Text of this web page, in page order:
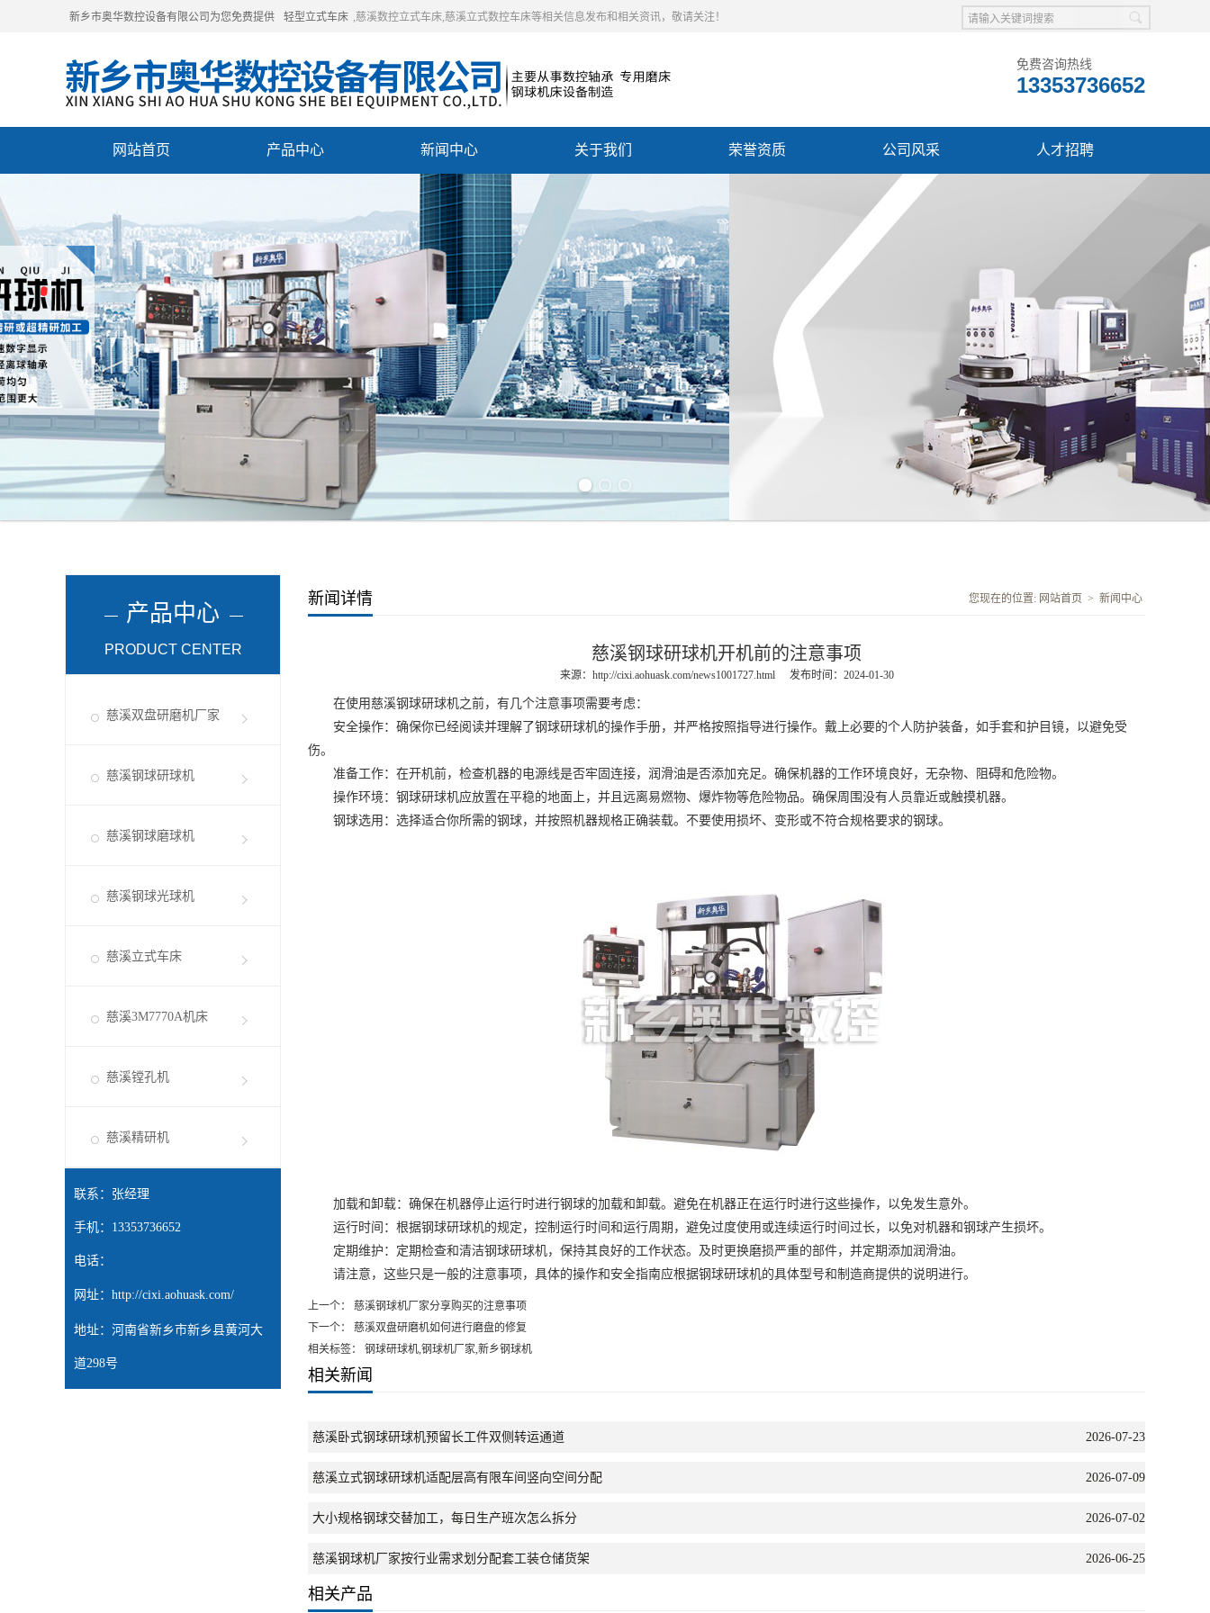
新乡市奥华数控设备有限公司为您免费提供 轻型立式车床 ,慈溪数控立式车床,慈溪立式数控车床等相关信息发布和相关资讯，敬请关注！
免费咨询热线
13353736652
网站首页 产品中心 新闻中心 关于我们 荣誉资质 公司风采 人才招聘
产品中心
PRODUCT CENTER
慈溪双盘研磨机厂家
慈溪钢球研球机
慈溪钢球磨球机
慈溪钢球光球机
慈溪立式车床
慈溪3M7770A机床
慈溪镗孔机
慈溪精研机
联系：张经理
手机：13353736652
电话：
网址： http://cixi.aohuask.com/
地址：河南省新乡市新乡县黄河大
道298号
新闻详情 您现在的位置: 网站首页 > 新闻中心
慈溪钢球研球机开机前的注意事项
来源： http://cixi.aohuask.com/news1001727.html 发布时间：2024-01-30
在使用慈溪钢球研球机之前，有几个注意事项需要考虑：
安全操作：确保你已经阅读并理解了钢球研球机的操作手册，并严格按照指导进行操作。戴上必要的个人防护装备，如手套和护目镜，以避免受
伤。
准备工作：在开机前，检查机器的电源线是否牢固连接，润滑油是否添加充足。确保机器的工作环境良好，无杂物、阻碍和危险物。
操作环境：钢球研球机应放置在平稳的地面上，并且远离易燃物、爆炸物等危险物品。确保周围没有人员靠近或触摸机器。
钢球选用：选择适合你所需的钢球，并按照机器规格正确装载。不要使用损坏、变形或不符合规格要求的钢球。
加载和卸载：确保在机器停止运行时进行钢球的加载和卸载。避免在机器正在运行时进行这些操作，以免发生意外。
运行时间：根据钢球研球机的规定，控制运行时间和运行周期，避免过度使用或连续运行时间过长，以免对机器和钢球产生损坏。
定期维护：定期检查和清洁钢球研球机，保持其良好的工作状态。及时更换磨损严重的部件，并定期添加润滑油。
请注意，这些只是一般的注意事项，具体的操作和安全指南应根据钢球研球机的具体型号和制造商提供的说明进行。
上一个：
慈溪钢球机厂家分享购买的注意事项
下一个：
慈溪双盘研磨机如何进行磨盘的修复
相关标签： 钢球研球机,钢球机厂家,新乡钢球机
相关新闻
慈溪卧式钢球研球机预留长工件双侧转运通道 2026-07-23
慈溪立式钢球研球机适配层高有限车间竖向空间分配 2026-07-09
大小规格钢球交替加工，每日生产班次怎么拆分 2026-07-02
慈溪钢球机厂家按行业需求划分配套工装仓储货架 2026-06-25
相关产品